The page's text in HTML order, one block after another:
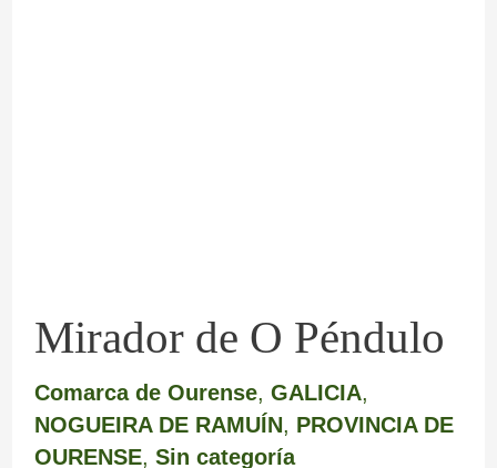
Mirador de O Péndulo
Comarca de Ourense, GALICIA,
NOGUEIRA DE RAMUÍN, PROVINCIA DE
OURENSE, Sin categoría